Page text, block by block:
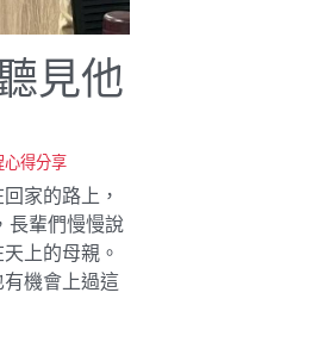
見他
心得分享
家的路上，
長輩們慢慢說
上的母親。
有機會上過這